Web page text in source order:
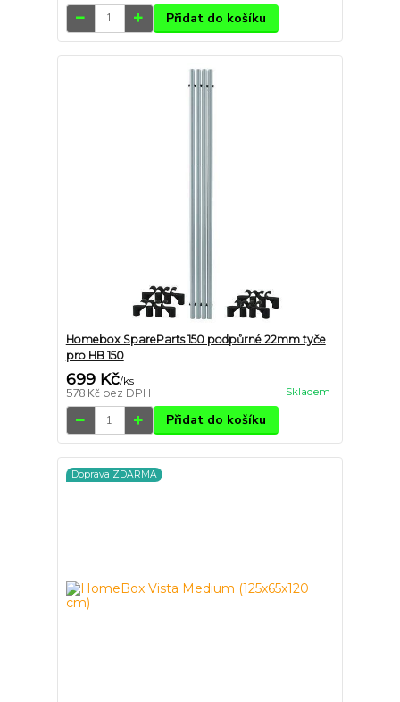
Přidat do košíku
Homebox SpareParts 150 podpůrné 22mm tyče
pro HB 150
699 Kč/ks
578 Kč bez DPH Skladem
Přidat do košíku
Doprava ZDARMA